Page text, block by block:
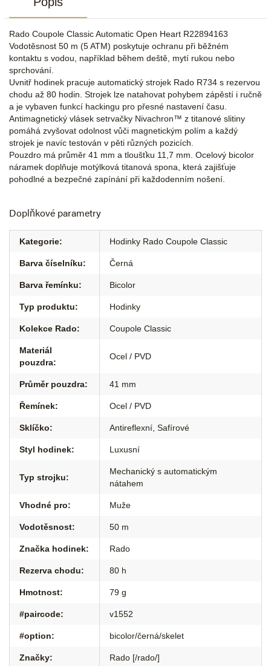
Rado Coupole Classic Automatic Open Heart R22894163
Vodotěsnost 50 m (5 ATM) poskytuje ochranu při běžném
kontaktu s vodou, například během deště, mytí rukou nebo
sprchování.
Uvnitř hodinek pracuje automatický strojek Rado R734 s rezervou
chodu až 80 hodin. Strojek lze natahovat pohybem zápěstí i ručně
a je vybaven funkcí hackingu pro přesné nastavení času.
Antimagnetický vlásek setrvačky Nivachron™ z titanové slitiny
pomáhá zvyšovat odolnost vůči magnetickým polím a každý
strojek je navíc testován v pěti různých pozicích.
Pouzdro má průměr 41 mm a tloušťku 11,7 mm. Ocelový bicolor
náramek doplňuje motýlková titanová spona, která zajišťuje
pohodlné a bezpečné zapínání při každodenním nošení.
Doplňkové parametry
Kategorie: Hodinky Rado Coupole Classic
Barva číselníku: Černá
Barva řemínku: Bicolor
Typ produktu: Hodinky
Kolekce Rado: Coupole Classic
Materiál
pouzdra:
Ocel / PVD
Průměr pouzdra: 41 mm
Řemínek: Ocel / PVD
Sklíčko: Antireflexní Safírové
Styl hodinek: Luxusní
Typ strojku:
Mechanický s automatickým
nátahem
Vhodné pro: Muže
Vodotěsnost: 50 m
Značka hodinek: Rado
Rezerva chodu: 80 h
Hmotnost: 79 g
#paircode: v1552
#option: bicolor/černá/skelet
Značky: Rado [/rado/]